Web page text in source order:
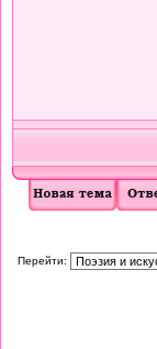
Перейти: